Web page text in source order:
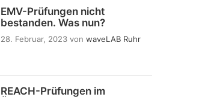
EMV-Prüfungen nicht
bestanden. Was nun?
28. Februar, 2023 von waveLAB Ruhr
REACH-Prüfungen im